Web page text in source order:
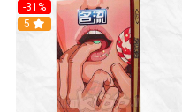
-31%
Hot
5